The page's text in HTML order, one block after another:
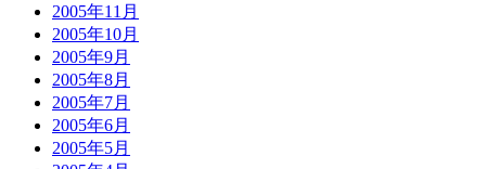
2005年11月
2005年10月
2005年9月
2005年8月
2005年7月
2005年6月
2005年5月